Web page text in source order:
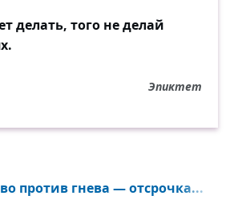
делать, того не делай
Эпиктет
против гнева — отсрочка...